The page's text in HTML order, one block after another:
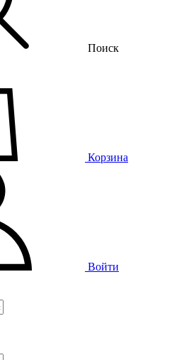
Поиск
Корзина
Войти